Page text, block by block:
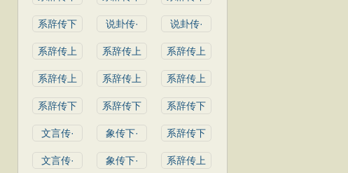
系辞传下 说卦传· 说卦传·
系辞传上 系辞传上 系辞传上
系辞传上 系辞传上 系辞传上
系辞传下 系辞传下 系辞传下
文言传· 象传下· 系辞传下
文言传· 象传下· 系辞传上